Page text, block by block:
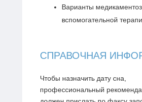
Варианты
вспомогательной
СПРАВОЧНАЯ
Чтобы назначить дату сна,
профессиональный